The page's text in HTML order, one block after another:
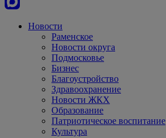
Новости
Раменское
Новости округа
Подмосковье
Бизнес
Благоустройство
Здравоохранение
Новости ЖКХ
Образование
Патриотическое воспитание
Культура